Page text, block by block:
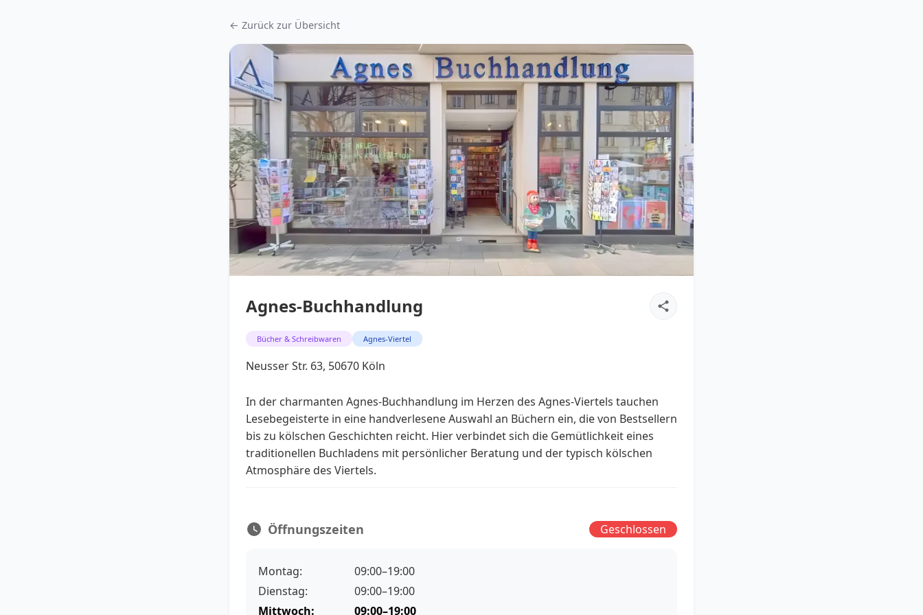
← Zurück zur Übersicht
Agnes-Buchhandlung
Bücher & Schreibwaren Agnes-Viertel
Neusser Str. 63, 50670 Köln
In der charmanten Agnes-Buchhandlung im Herzen des Agnes-Viertels tauchen
Lesebegeisterte in eine handverlesene Auswahl an Büchern ein, die von Bestsellern
bis zu kölschen Geschichten reicht. Hier verbindet sich die Gemütlichkeit eines
traditionellen Buchladens mit persönlicher Beratung und der typisch kölschen
Atmosphäre des Viertels.
Öffnungszeiten Geschlossen
Montag:
09:00–19:00
Dienstag:
09:00–19:00
Mittwoch:
09:00–19:00